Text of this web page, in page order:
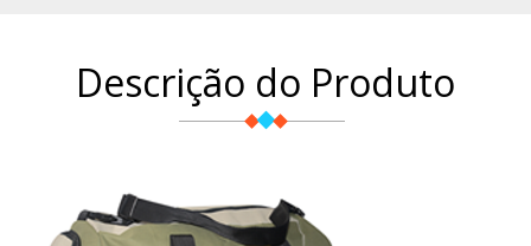
Descrição do Produto